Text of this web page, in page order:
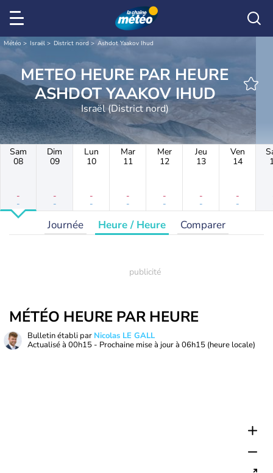
Météo Israël District nord Ashdot Yaakov Ihud
METEO HEURE PAR HEURE
ASHDOT YAAKOV IHUD
Israël (District nord)
Sam
08
-
-
Dim
09
-
-
Lun
10
-
-
Mar
11
-
-
Mer
12
-
-
Jeu
13
-
-
Ven
14
-
-
Journée Heure / Heure Comparer
MÉTÉO HEURE PAR HEURE
Bulletin établi par Nicolas LE GALL
Actualisé à 00h15 - Prochaine mise à jour à 06h15 (heure locale)